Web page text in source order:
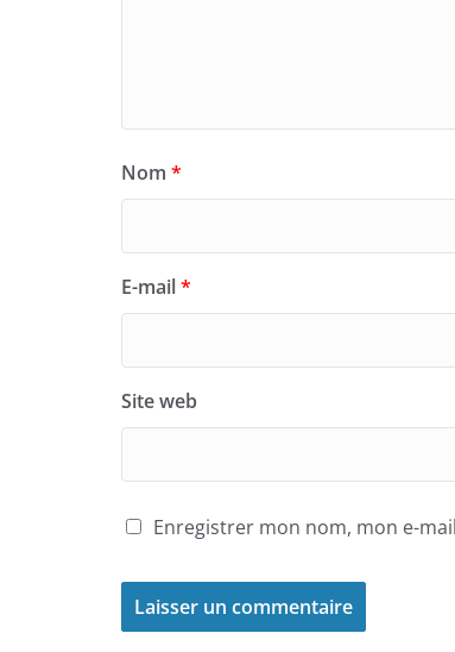
Nom *
E-mail*
Site web
Enregistrer mon nom, mon e-